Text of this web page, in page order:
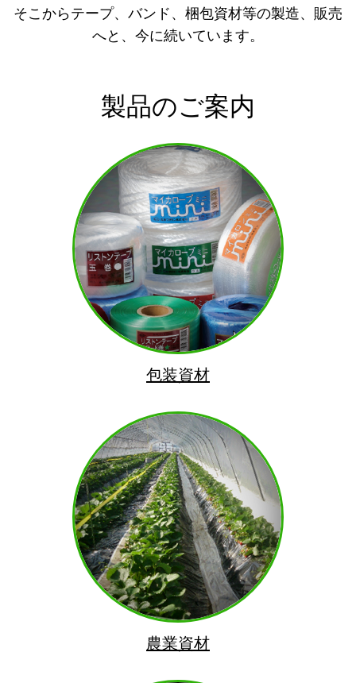
そこからテープ、バンド、梱包資材等の製造、販売
へと、今に続いています。
製品のご案内
包装資材
農業資材